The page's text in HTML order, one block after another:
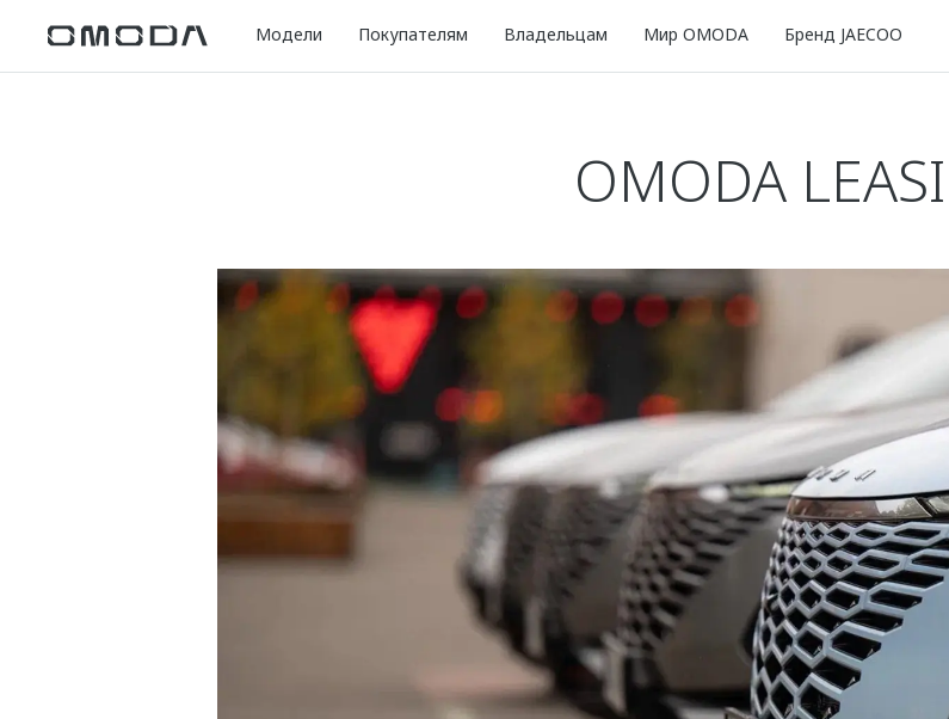
Модели Покупателям Владельцам Мир OMODA Бренд JAECOO
OMODA